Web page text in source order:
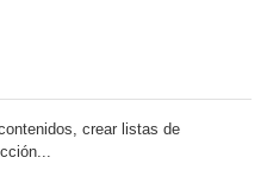
crear listas de